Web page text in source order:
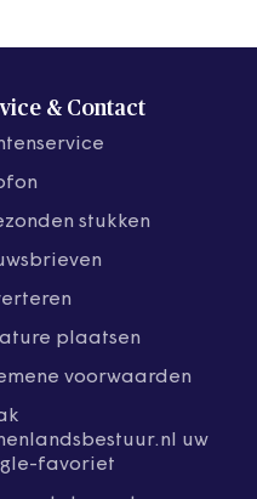
& Contact
stukken
plaatsen
voorwaarden
uw
favoriet